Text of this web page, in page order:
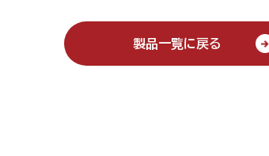
製品一覧に戻る